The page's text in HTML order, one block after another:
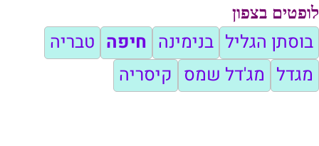
לופטים בצפון
בוסתן הגליל בנימינה חיפה טבריה
מגדל מג'דל שמס קיסריה